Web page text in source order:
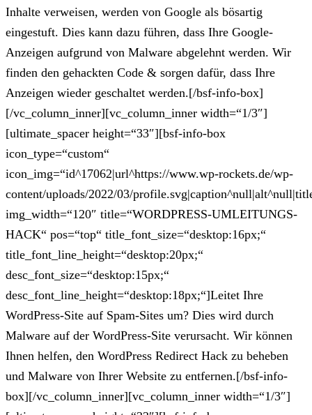
Inhalte verweisen, werden von Google als bösartig
eingestuft. Dies kann dazu führen, dass Ihre Google-
Anzeigen aufgrund von Malware abgelehnt werden. Wir
finden den gehackten Code & sorgen dafür, dass Ihre
Anzeigen wieder geschaltet werden.[/bsf-info-box]
[/vc_column_inner][vc_column_inner width=“1/3″]
[ultimate_spacer height=“33″][bsf-info-box
icon_type=“custom“
icon_img=“id^17062|url^https://www.wp-rockets.de/wp-
content/uploads/2022/03/
img_width=“120″ title=“WORDPRESS-UMLEITUNGS-
HACK“ pos=“top“ title_font_size=“desktop:16px;“
title_font_line_height=“desktop:20px;“
desc_font_size=“desktop:15px;“
desc_font_line_height=“desktop:18px;“]Leitet Ihre
WordPress-Site auf Spam-Sites um? Dies wird durch
Malware auf der WordPress-Site verursacht. Wir können
Ihnen helfen, den WordPress Redirect Hack zu beheben
und Malware von Ihrer Website zu entfernen.[/bsf-info-
box][/vc_column_inner][vc_column_inner width=“1/3″]